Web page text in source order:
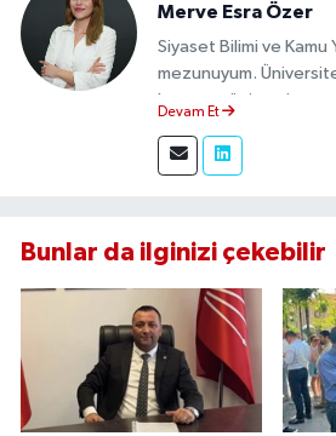
Merve Esra Özer
Siyaset Bilimi ve Kamu
mezunuyum. Üniversite
boyunca üniversite
Haber'de sahadan
aktarımı sağlamaktayım.
Devam Et
Bunlar da ilginizi çekebilir